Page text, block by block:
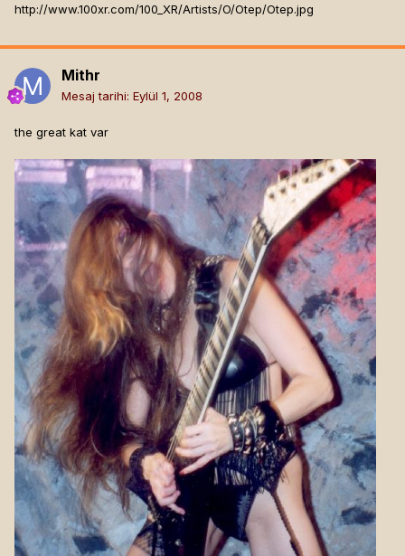
http://www.100xr.com/100_XR/Artists/O/Otep/Otep.jpg
Mithr
Mesaj tarihi: Eylül 1, 2008
the great kat var